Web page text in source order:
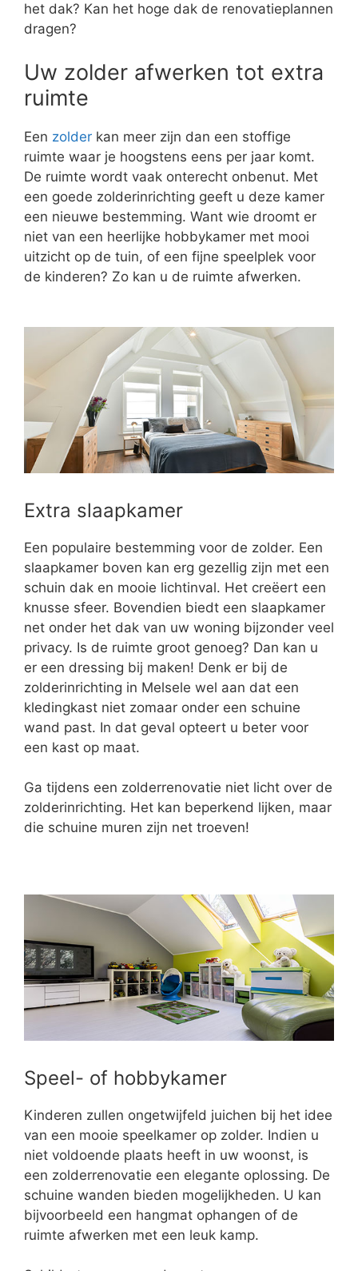
het dak? Kan het hoge dak de renovatieplannen
dragen?
Uw zolder afwerken tot extra
ruimte
Een zolder kan meer zijn dan een stoffige
ruimte waar je hoogstens eens per jaar komt.
De ruimte wordt vaak onterecht onbenut. Met
een goede zolderinrichting geeft u deze kamer
een nieuwe bestemming. Want wie droomt er
niet van een heerlijke hobbykamer met mooi
uitzicht op de tuin, of een fijne speelplek voor
de kinderen? Zo kan u de ruimte afwerken.
Extra slaapkamer
Een populaire bestemming voor de zolder. Een
slaapkamer boven kan erg gezellig zijn met een
schuin dak en mooie lichtinval. Het creëert een
knusse sfeer. Bovendien biedt een slaapkamer
net onder het dak van uw woning bijzonder veel
privacy. Is de ruimte groot genoeg? Dan kan u
er een dressing bij maken! Denk er bij de
zolderinrichting in Melsele wel aan dat een
kledingkast niet zomaar onder een schuine
wand past. In dat geval opteert u beter voor
een kast op maat.
Ga tijdens een zolderrenovatie niet licht over de
zolderinrichting. Het kan beperkend lijken, maar
die schuine muren zijn net troeven!
Speel- of hobbykamer
Kinderen zullen ongetwijfeld juichen bij het idee
van een mooie speelkamer op zolder. Indien u
niet voldoende plaats heeft in uw woonst, is
een zolderrenovatie een elegante oplossing. De
schuine wanden bieden mogelijkheden. U kan
bijvoorbeeld een hangmat ophangen of de
ruimte afwerken met een leuk kamp.